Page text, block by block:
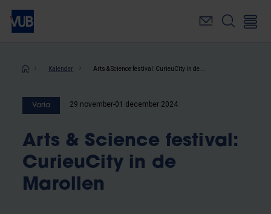
Overslaan
naar
inhoudKruimelpad
Kalender
Varia 29 november-01 december 2024
Arts & Science festival:
CurieuCity in de
Marollen